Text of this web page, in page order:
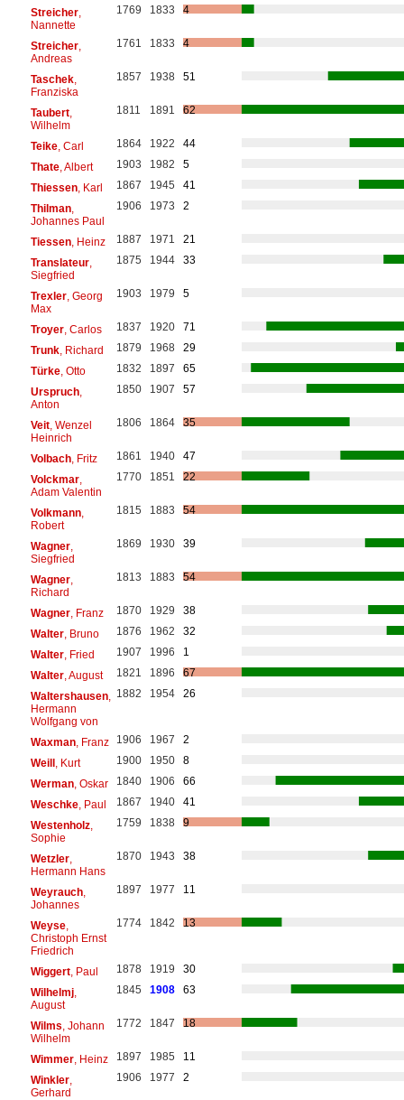
Streicher,
Nannette
1769 1833 4
Streicher,
Andreas
1761 1833 4
Taschek,
Franziska
1857 1938 51
Taubert,
Wilhelm
1811 1891 62
Teike, Carl 1864 1922
44
Thate, Albert 1903 1982
5
Thiessen, Karl 1867 1945
41
Thilman,
Johannes Paul
1906 1973 2
Tiessen, Heinz 1887 1971
21
Translateur,
Siegfried
1875 1944 33
Trexler, Georg
Max
1903 1979 5
Troyer, Carlos 1837 1920
71
Trunk, Richard 1879 1968
29
Türke, Otto 1832 1897
65
Urspruch,
Anton
1850 1907 57
Veit, Wenzel
Heinrich
1806 1864 35
Volbach, Fritz 1861 1940
47
Volckmar,
Adam Valentin
1770 1851 22
Volkmann,
Robert
1815 1883 54
Wagner,
Siegfried
1869 1930 39
Wagner,
Richard
1813 1883 54
Wagner, Franz 1870 1929
38
Walter, Bruno 1876 1962
32
Walter, Fried 1907 1996
1
Walter, August 1821 1896
67
Waltershausen,
Hermann
Wolfgang von
1882 1954 26
Waxman, Franz 1906 1967
2
Weill, Kurt 1900 1950
8
Werman, Oskar 1840 1906
66
Weschke, Paul 1867 1940
41
Westenholz,
Sophie
1759 1838 9
Wetzler,
Hermann Hans
1870 1943 38
Weyrauch,
Johannes
1897 1977 11
Weyse,
Christoph Ernst
Friedrich
1774 1842 13
Wiggert, Paul 1878 1919
30
Wilhelmj,
August
1845 1908 63
Wilms , Johann
Wilhelm
1772 1847 18
Wimmer, Heinz 1897 1985
11
Winkler,
Gerhard
1906 1977 2